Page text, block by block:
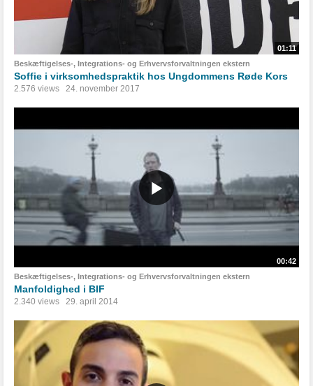
01:11
Beskæftigelses-, Integrations- og Erhvervsforvaltningen ekstern
Soffie i virksomhedspraktik hos Ungdommens Røde Kors
2.576 views 24. november 2017
00:42
Beskæftigelses-, Integrations- og Erhvervsforvaltningen ekstern
Manfoldighed i BIF
2.340 views 29. april 2014